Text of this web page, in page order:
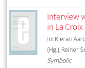
Interview
in La Croix
In: Kieran
(Hg.), Reiner
Symbolic